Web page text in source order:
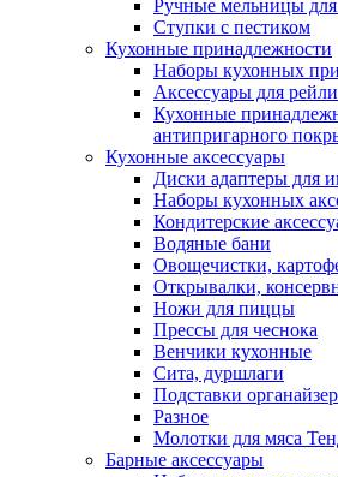
Ручные мельницы для
Ступки с пестиком
Кухонные принадлежности
Наборы кухонных
Аксессуары для
Кухонные
антипригарного
Кухонные аксессуары
Диски адаптеры для
Наборы кухонных
Кондитерские
Водяные бани
Овощечистки,
Открывалки,
Ножи для пиццы
Прессы для чеснока
Венчики кухонные
Сита, дуршлаги
Подставки
Разное
Молотки для мяса
Барные аксессуары